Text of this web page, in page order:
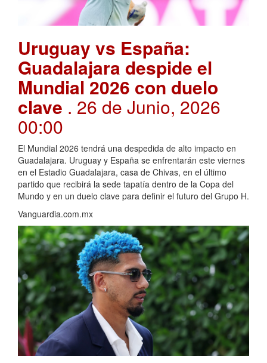
Uruguay vs España:
Guadalajara despide el
Mundial 2026 con duelo
clave . 26 de Junio, 2026
00:00
El Mundial 2026 tendrá una despedida de alto impacto en
Guadalajara. Uruguay y España se enfrentarán este viernes
en el Estadio Guadalajara, casa de Chivas, en el último
partido que recibirá la sede tapatía dentro de la Copa del
Mundo y en un duelo clave para definir el futuro del Grupo H.
Vanguardia.com.mx